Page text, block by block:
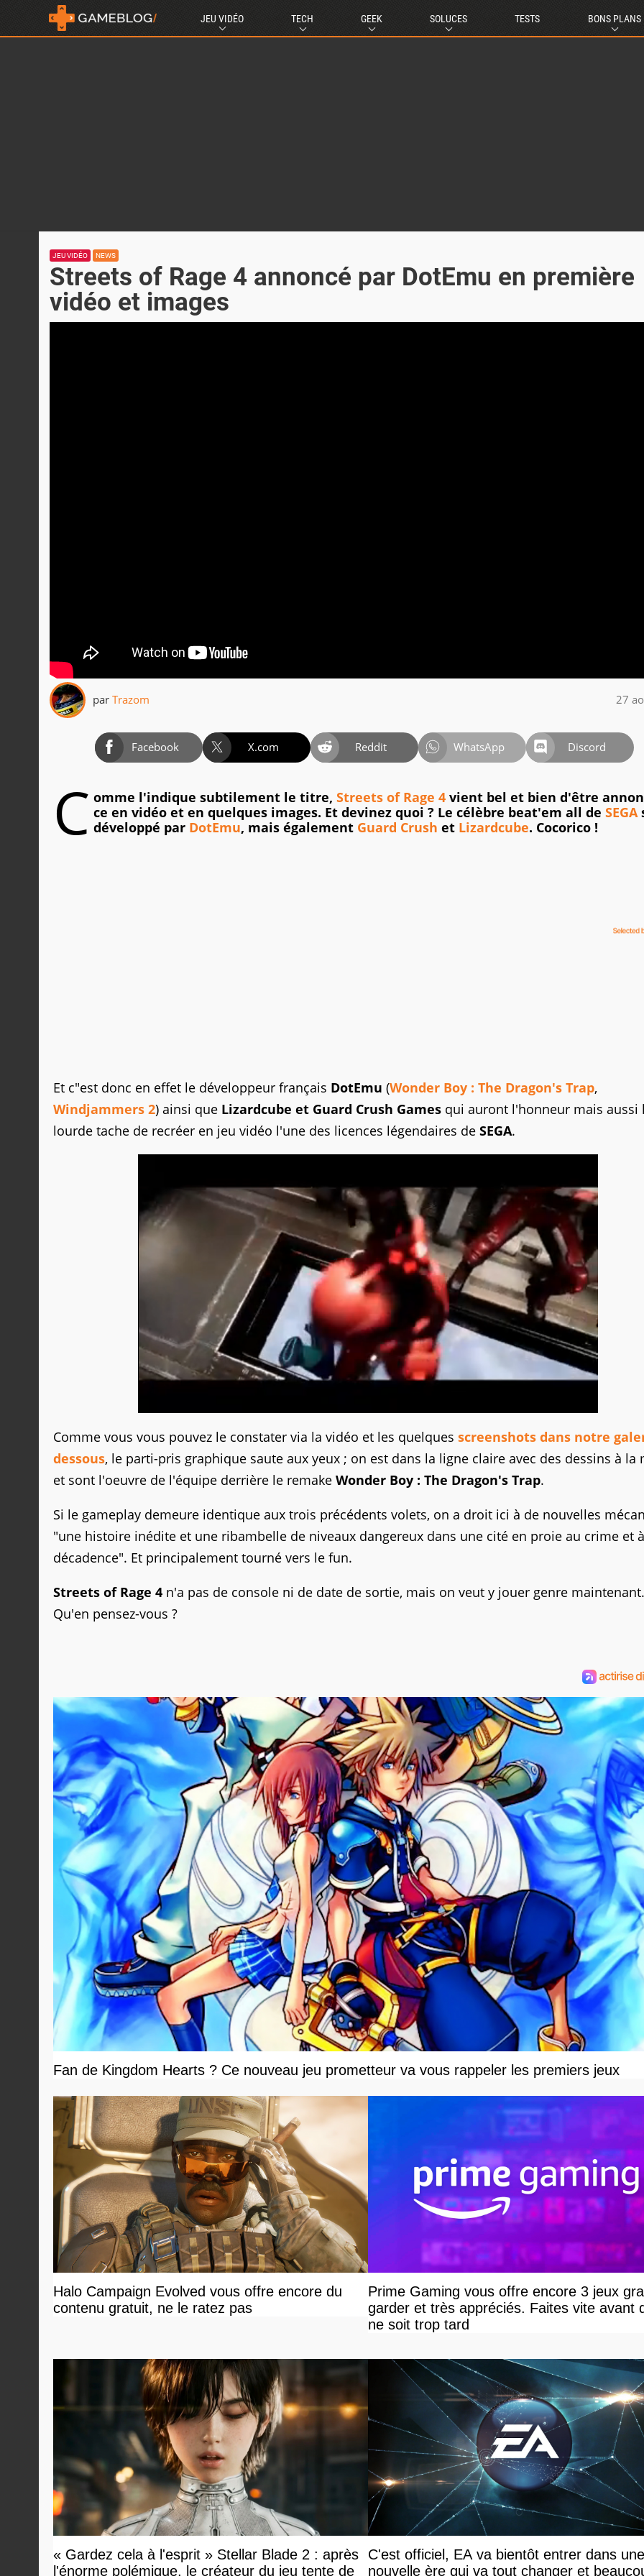
JEU VIDÉO TECH GEEK SOLUCES TESTS BONS PLANS
JEU VIDÉO NEWS
Streets of Rage 4 annoncé par DotEmu en première
vidéo et images
par Trazom 27
Facebook X.com Reddit WhatsApp Discord
C omme l'indique subtilement le titre, Streets of Rage 4 vient bel et bien d'être
ce en vidéo et en quelques images. Et devinez quoi ? Le célèbre beat'em all de SEGA
développé par DotEmu, mais également Guard Crush et Lizardcube. Cocorico !
Et c"est donc en effet le développeur français DotEmu (Wonder Boy : The Dragon's Trap,
Windjammers 2) ainsi que Lizardcube et Guard Crush Games qui auront l'honneur mais aussi
lourde tache de recréer en jeu vidéo l'une des licences légendaires de SEGA.
Comme vous vous pouvez le constater via la vidéo et les quelques screenshots dans notre
dessous, le parti-pris graphique saute aux yeux ; on est dans la ligne claire avec des dessins à la
et sont l'oeuvre de l'équipe derrière le remake Wonder Boy : The Dragon's Trap.
Si le gameplay demeure identique aux trois précédents volets, on a droit ici à de nouvelles
"une histoire inédite et une ribambelle de niveaux dangereux dans une cité en proie au crime et
décadence". Et principalement tourné vers le fun.
Streets of Rage 4 n'a pas de console ni de date de sortie, mais on veut y jouer genre maintenant.
Qu'en pensez-vous ?
Fan de Kingdom Hearts ? Ce nouveau jeu prometteur va vous rappeler les premiers jeux
Halo Campaign Evolved vous offre encore du
contenu gratuit, ne le ratez pas
Prime Gaming vous offre encore 3 jeux
garder et très appréciés. Faites vite avant
ne soit trop tard
« Gardez cela à l'esprit » Stellar Blade 2 : après
l'énorme polémique, le créateur du jeu tente de
C'est officiel, EA va bientôt entrer dans une
nouvelle ère qui va tout changer et